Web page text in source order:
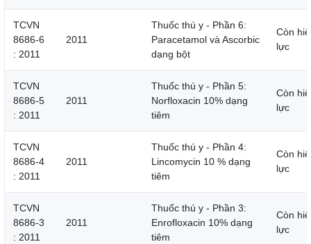
TCVN
8686-6
: 2011
2011
Thuốc thú y - Phần 6:
Paracetamol và Ascorbic
dạng bột
Còn
lực
TCVN
8686-5
: 2011
2011
Thuốc thú y - Phần 5:
Norfloxacin 10% dạng
tiêm
Còn
lực
TCVN
8686-4
: 2011
2011
Thuốc thú y - Phần 4:
Lincomycin 10 % dạng
tiêm
Còn
lực
TCVN
8686-3
: 2011
2011
Thuốc thú y - Phần 3:
Enrofloxacin 10% dạng
tiêm
Còn
lực